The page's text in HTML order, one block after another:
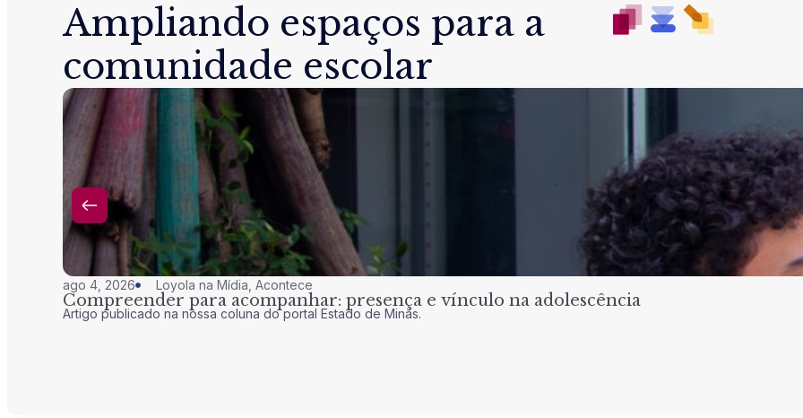
Ampliando espaços para a
comunidade escolar
ago 4, 2026 Loyola na Mídia Acontece
Compreender para acompanhar: presença e vínculo na adolescência
Artigo publicado na nossa coluna do portal Estado de Minas.